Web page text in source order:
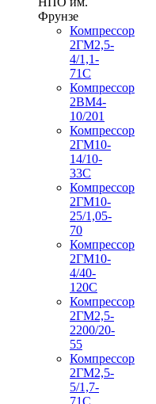
Фрунзе
Компрессор
2ГМ2,5-
4/1,1-
71С
Компрессор
2ВМ4-
10/201
Компрессор
2ГМ10-
14/10-
33С
Компрессор
2ГМ10-
25/1,05-
70
Компрессор
2ГМ10-
4/40-
120С
Компрессор
2ГМ2,5-
2200/20-
55
Компрессор
2ГМ2,5-
5/1,7-
71С